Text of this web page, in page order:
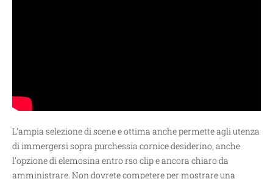
L’ampia selezione di scene e ottima anche permette agli utenza
di immergersi sopra purchessia cornice desiderino, anche
l’opzione di elemosina entro rso clip e ancora chiaro da
amministrare. Non dovrete competere per mostrare una